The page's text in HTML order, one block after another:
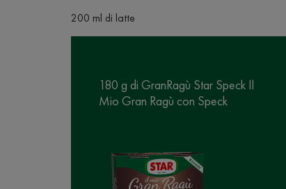
200 ml di latte
180 g di GranRagù Star Speck Il
Mio Gran Ragù con Speck